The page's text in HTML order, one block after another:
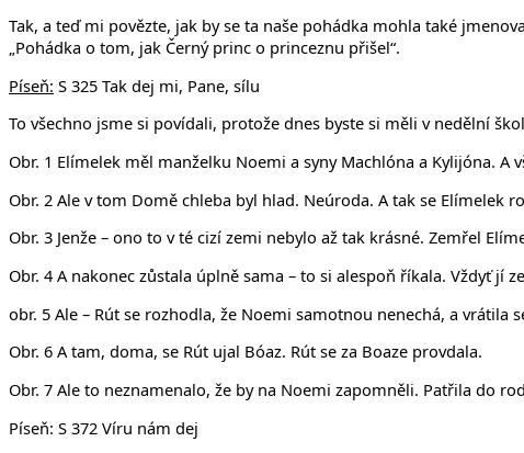
Tak, a teď mi povězte, jak by se ta naše pohádka mohla také
„Pohádka o tom, jak Černý princ o princeznu přišel“.
Píseň: S 325 Tak dej mi, Pane, sílu
To všechno jsme si povídali, protože dnes byste si měli v nedělní
Obr. 1 Elímelek měl manželku Noemi a syny Machlóna a Kylijóna.
Obr. 2 Ale v tom Domě chleba byl hlad. Neúroda. A tak se Elímelek
Obr. 3 Jenže – ono to v té cizí zemi nebylo až tak krásné. Zemřel
Obr. 4 A nakonec zůstala úplně sama – to si alespoň říkala. Vždyť
obr. 5 Ale – Rút se rozhodla, že Noemi samotnou nenechá, a vrátila
Obr. 6 A tam, doma, se Rút ujal Bóaz. Rút se za Boaze provdala.
Obr. 7 Ale to neznamenalo, že by na Noemi zapomněli. Patřila do
Píseň: S 372 Víru nám dej